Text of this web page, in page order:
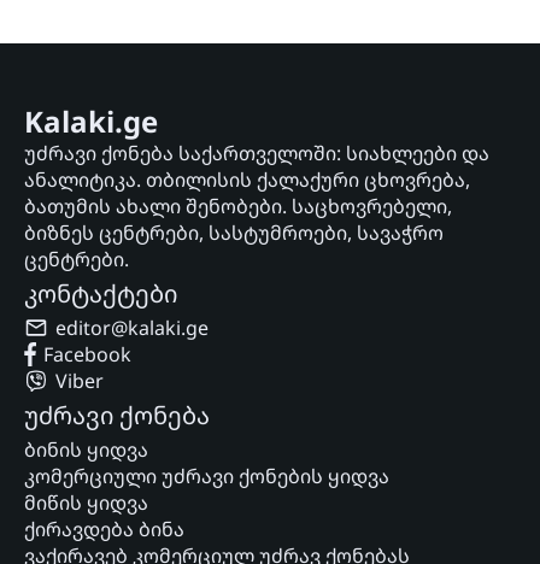
Kalaki.ge
უძრავი ქონება საქართველოში: სიახლეები და
ანალიტიკა. თბილისის ქალაქური ცხოვრება,
ბათუმის ახალი შენობები. საცხოვრებელი,
ბიზნეს ცენტრები, სასტუმროები, სავაჭრო
ცენტრები.
კონტაქტები
editor@kalaki.ge
Facebook
Viber
უძრავი ქონება
ბინის ყიდვა
კომერციული უძრავი ქონების ყიდვა
მიწის ყიდვა
ქირავდება ბინა
ვაქირავებ კომერციულ უძრავ ქონებას